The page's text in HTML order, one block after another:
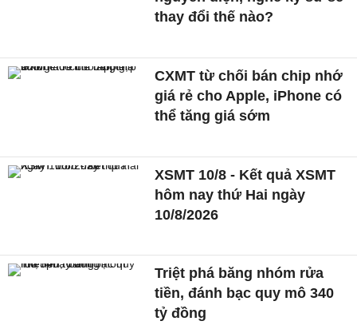
thay đổi thế nào?
CXMT từ chối bán chip nhớ
giá rẻ cho Apple, iPhone có
thể tăng giá sớm
XSMT 10/8 - Kết quả XSMT
hôm nay thứ Hai ngày
10/8/2026
Triệt phá băng nhóm rửa
tiền, đánh bạc quy mô 340
tỷ đồng